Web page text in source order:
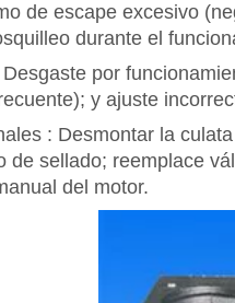
de escape excesivo
durante el
Desgaste por
y ajuste
: Desmontar la
de sellado; reemplace
del motor.